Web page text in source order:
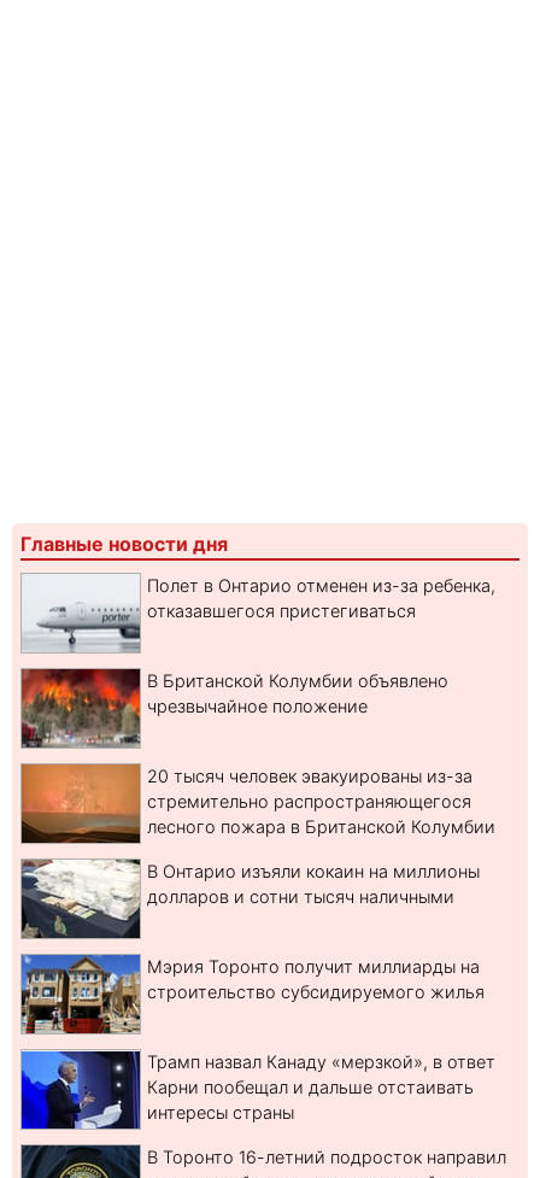
Главные новости дня
Полет в Онтарио отменен из-за ребенка,
отказавшегося пристегиваться
В Британской Колумбии объявлено
чрезвычайное положение
20 тысяч человек эвакуированы из-за
стремительно распространяющегося
лесного пожара в Британской Колумбии
В Онтарио изъяли кокаин на миллионы
долларов и сотни тысяч наличными
Мэрия Торонто получит миллиарды на
строительство субсидируемого жилья
Трамп назвал Канаду «мерзкой», в ответ
Карни пообещал и дальше отстаивать
интересы страны
В Торонто 16-летний подросток направил